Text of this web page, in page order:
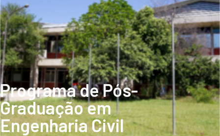
Programa de Pós-
Graduação em
Engenharia Civil